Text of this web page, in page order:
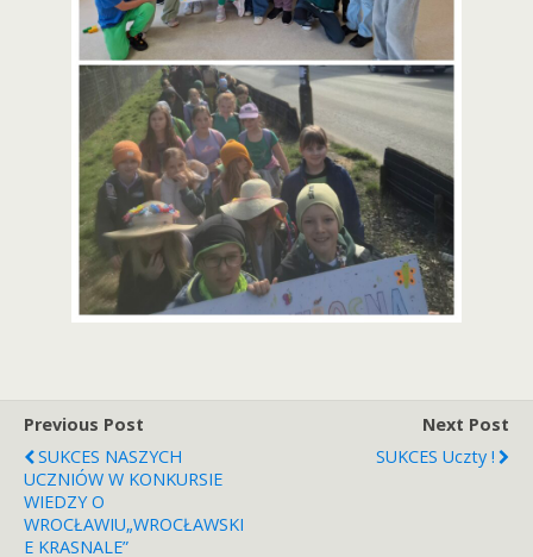
Previous Post
SUKCES NASZYCH
UCZNIÓW W KONKURSIE
WIEDZY O
WROCŁAWIU„WROCŁAWSKI
E KRASNALE”
Next Post
SUKCES Uczty !